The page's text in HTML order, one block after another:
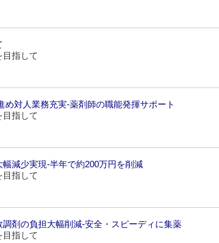
指して
め対人業務充実‐薬剤師の職能発揮サポート
指して
幅減少実現‐半年で約200万円を削減
指して
調剤の負担大幅削減‐安全・スピーディに集薬
指して